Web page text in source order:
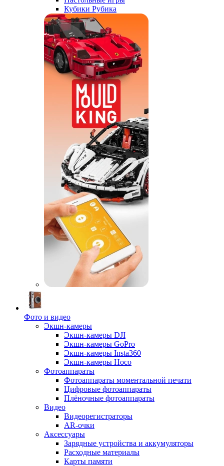
Кубики Рубика
Фото и видео
Экшн-камеры
Экшн-камеры DJI
Экшн-камеры GoPro
Экшн-камеры Insta360
Экшн-камеры Hoco
Фотоаппараты
Фотоаппараты моментальной печати
Цифровые фотоаппараты
Плёночные фотоаппараты
Видео
Видеорегистраторы
AR-очки
Аксессуары
Зарядные устройства и аккумуляторы
Расходные материалы
Карты памяти